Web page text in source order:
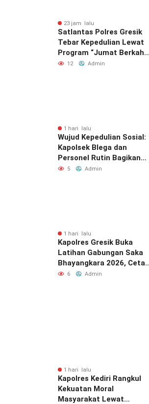
23 jam lalu
Satlantas Polres Gresik
Tebar Kepedulian Lewat
Program “Jumat Berkah
Berbagi”
12 Admin
1 hari lalu
Wujud Kepedulian Sosial:
Kapolsek Blega dan
Personel Rutin Bagikan
Nasi Setiap Jumat
5 Admin
1 hari lalu
Kapolres Gresik Buka
Latihan Gabungan Saka
Bhayangkara 2026, Cetak
Generasi Muda
6 Admin
1 hari lalu
Kapolres Kediri Rangkul
Kekuatan Moral
Masyarakat Lewat